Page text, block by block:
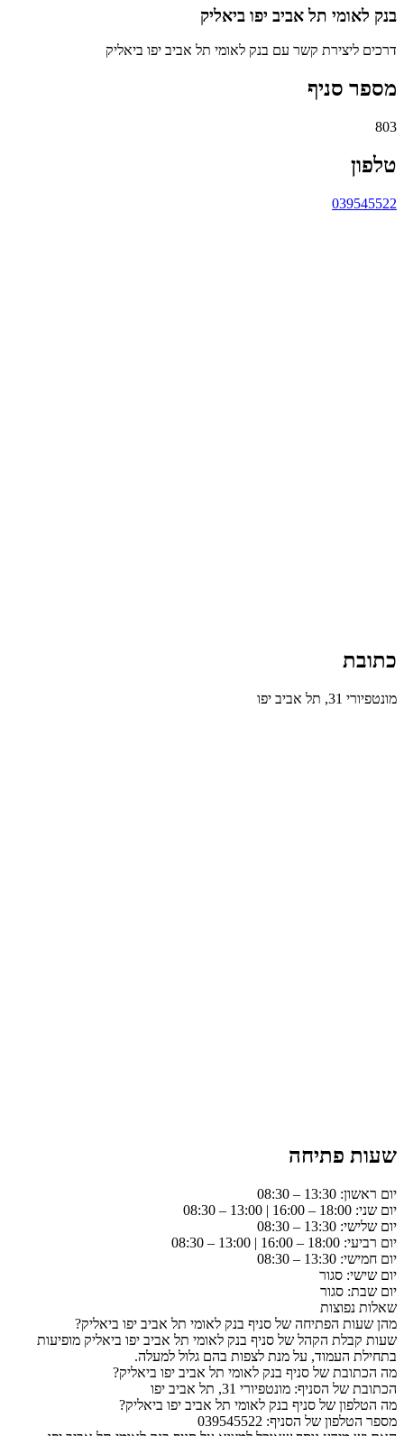
בנק לאומי תל אביב יפו ביאליק
דרכים ליצירת קשר עם בנק לאומי תל אביב יפו ביאליק
מספר סניף
803
טלפון
039545522
כתובת
מונטפיורי 31, תל אביב יפו
שעות פתיחה
יום ראשון: 13:30 – 08:30
יום שני: 18:00 – 16:00 | 13:00 – 08:30
יום שלישי: 13:30 – 08:30
יום רביעי: 18:00 – 16:00 | 13:00 – 08:30
יום חמישי: 13:30 – 08:30
יום שישי: סגור
יום שבת: סגור
שאלות נפוצות
מהן שעות הפתיחה של סניף בנק לאומי תל אביב יפו ביאליק?
שעות קבלת הקהל של סניף בנק לאומי תל אביב יפו ביאליק מופיעות
בתחילת העמוד, על מנת לצפות בהם גלול למעלה.
מה הכתובת של סניף בנק לאומי תל אביב יפו ביאליק?
הכתובת של הסניף: מונטפיורי 31, תל אביב יפו
מה הטלפון של סניף בנק לאומי תל אביב יפו ביאליק?
מספר הטלפון של הסניף: 039545522